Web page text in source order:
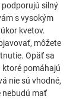
silný
s vysokým
kvetov.
môžete
Opäť sa
ktoré pomáhajú
nie sú vhodné,
nebudú mať